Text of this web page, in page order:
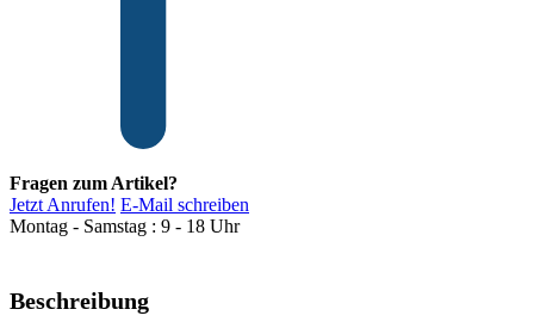
Fragen zum Artikel?
Jetzt Anrufen! E-Mail schreiben
Montag - Samstag : 9 - 18 Uhr
Beschreibung